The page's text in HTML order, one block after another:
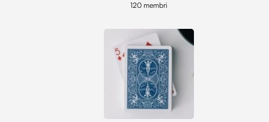
120 membri